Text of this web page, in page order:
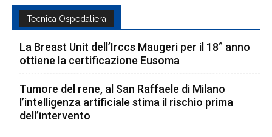
Tecnica Ospedaliera
La Breast Unit dell’Irccs Maugeri per il 18° anno
ottiene la certificazione Eusoma
Tumore del rene, al San Raffaele di Milano
l’intelligenza artificiale stima il rischio prima
dell’intervento